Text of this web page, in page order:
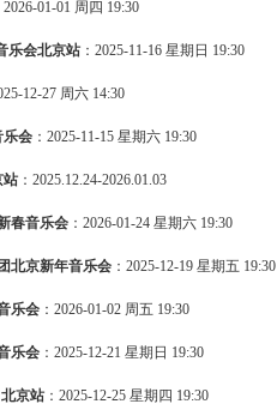
2026-01-01 周四 19:30
乐会北京站 ：2025-11-16 星期日 19:30
12-27 周六 14:30
乐会 ：2025-11-15 星期六 19:30
站 ：2025.12.24-2026.01.03
春音乐会 ：2026-01-24 星期六 19:30
北京新年音乐会 ：2025-12-19 星期五 19:30
乐会 ：2026-01-02 周五 19:30
乐会 ：2025-12-21 星期日 19:30
京站 ：2025-12-25 星期四 19:30